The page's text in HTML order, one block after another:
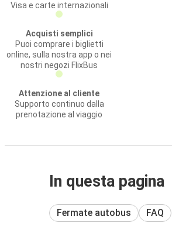
Visa e carte internazionali
Acquisti semplici
Puoi comprare i biglietti
online, sulla nostra app o nei
nostri negozi FlixBus
Attenzione al cliente
Supporto continuo dalla
prenotazione al viaggio
In questa pagina
Fermate autobus FAQ